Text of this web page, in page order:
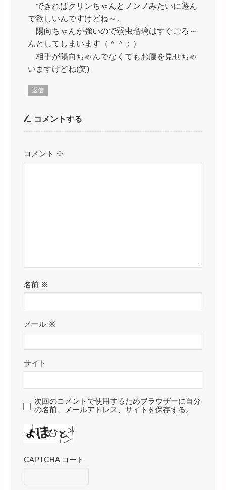
できればクリンちゃんとノンノみたいに遊ん
で欲しいんですけどね～。
陽向ちゃんが強いので弱虫瑠璃はすぐごろ～
んとしてしまいます（＾＾；）
相手が陽向ちゃんでなくてもお腹を見せちゃ
いますけどね(笑)
返信
コメントする
コメント ※
名前 ※
メール ※
サイト
次回のコメントで使用するためブラウザーに自分
の名前、メールアドレス、サイトを保存する。
CAPTCHA コード